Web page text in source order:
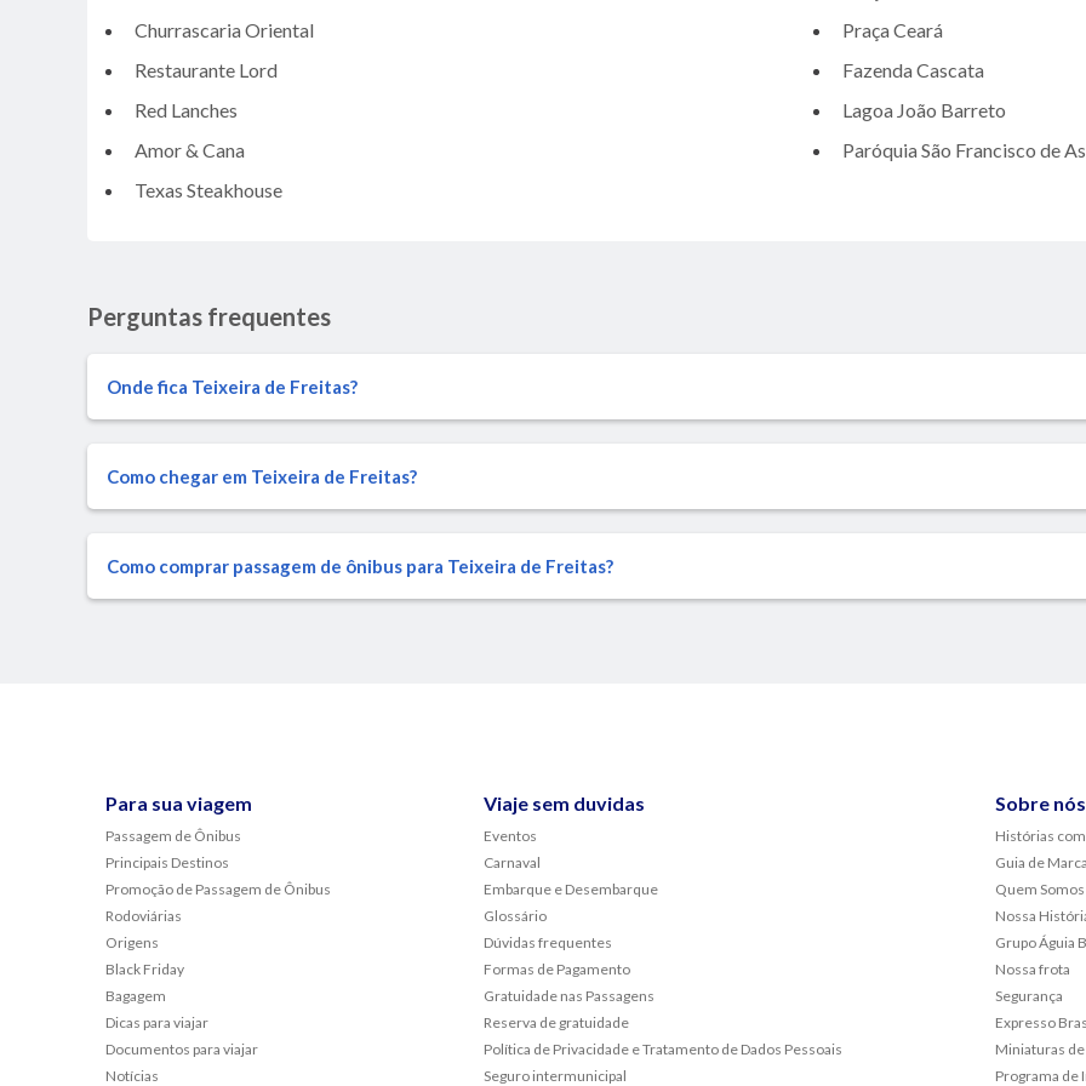
Churrascaria Oriental
Restaurante Lord
Red Lanches
Amor & Cana
Texas Steakhouse
Praça Ceará
Fazenda Cascata
Lagoa João Barreto
Paróquia São Francisco de
Perguntas frequentes
Onde fica Teixeira de Freitas?
Como chegar em Teixeira de Freitas?
Como comprar passagem de ônibus para Teixeira de Freitas?
Para sua viagem
Passagem de Ônibus
Principais Destinos
Promoção de Passagem de Ônibus
Rodoviárias
Origens
Black Friday
Bagagem
Dicas para viajar
Documentos para viajar
Notícias
Viaje sem duvidas
Eventos
Carnaval
Embarque e Desembarque
Glossário
Dúvidas frequentes
Formas de Pagamento
Gratuidade nas Passagens
Reserva de gratuidade
Política de Privacidade e Tratamento de Dados Pessoais
Seguro intermunicipal
Sobre nós
Histórias
Guia de
Quem Somos
Nossa
Grupo Águia
Nossa frota
Segurança
Expresso
Miniaturas
Programa de